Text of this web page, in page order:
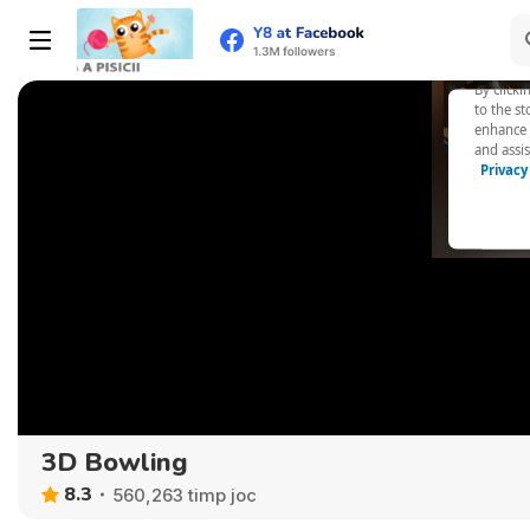
3D Bowling
8.3 560,263 timp joc